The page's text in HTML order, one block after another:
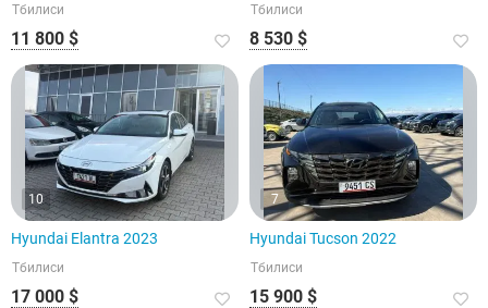
Тбилиси
11 800 $
Тбилиси
8 530 $
10
Hyundai Elantra 2023
Тбилиси
17 000 $
7
Hyundai Tucson 2022
Тбилиси
15 900 $